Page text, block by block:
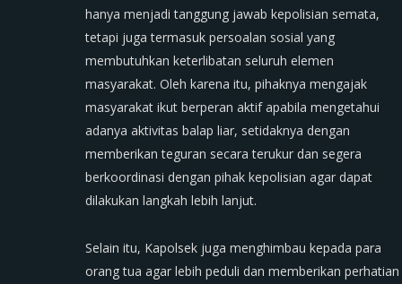
hanya menjadi tanggung jawab kepolisian semata,
tetapi juga termasuk persoalan sosial yang
membutuhkan keterlibatan seluruh elemen
masyarakat. Oleh karena itu, pihaknya mengajak
masyarakat ikut berperan aktif apabila mengetahui
adanya aktivitas balap liar, setidaknya dengan
memberikan teguran secara terukur dan segera
berkoordinasi dengan pihak kepolisian agar dapat
dilakukan langkah lebih lanjut.
Selain itu, Kapolsek juga menghimbau kepada para
orang tua agar lebih peduli dan memberikan perhatian